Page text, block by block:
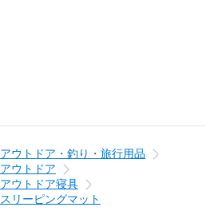
アウトドア・釣り・旅行用品
アウトドア
アウトドア寝具
スリーピングマット